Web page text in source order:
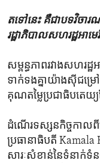
តទៅនេះ​ គឺ​ជា​បទ​វិចា
រដ្ឋាភិបាល​សហរដ្ឋ​អាមេ
សម្ពន្ធភាពរវាងសហរ
ទាក់ទង​គ្នាយ៉ាង​ស៊ីជម្រៅ​
គុណតម្លៃប្រជាធិបតេយ្យ​
ដំណើរ​ទស្សនកិច្ច​កាល
ប្រធានាធិបតី Kamala
សារៈសំខាន់​នៃ​ទំនាក់ទំ